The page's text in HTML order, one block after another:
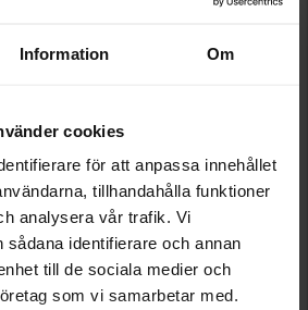
Information Om
cookies
för att anpassa innehållet
tillhandahålla funktioner
analysera vår trafik. Vi
sådana identifierare och annan
till de sociala medier och
som vi samarbetar med.
för information om
arbetsdagar.
onlineköp.
över 500 kr.
I LAGER